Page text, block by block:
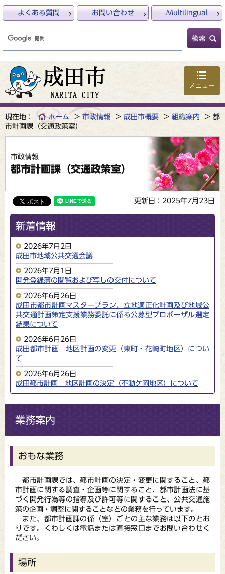
メニュー
よくある質問 お問い合わせ Multilingual
現在地： ホーム 市政情報 成田市概要 組織案内
都
市計画課（交通政策室）
市政情報
都市計画課（交通政策室）
更新日：2025年7月23日
新着情報
2026年7月2日
成田市地域公共交通会議
2026年7月1日
開発登録簿の閲覧および写しの交付について
2026年6月26日
成田市都市計画マスタープラン、立地適正化計画及び地域公
共交通計画策定支援業務委託に係る公募型プロポーザル選定
結果について
2026年6月26日
成田都市計画 地区計画の変更（東町・花崎町地区）につい
て
2026年6月26日
成田都市計画 地区計画の決定（不動ケ岡地区）について
業務案内
おもな業務
都市計画課では、都市計画の決定・変更に関すること、都
市計画に関する調査・企画等に関すること、都市計画法に基
づく開発行為等の指導及び許可等に関すること、公共交通施
策の企画・調整に関することなどの業務を行っています。
また、都市計画課の係（室）ごとの主な業務は以下のとお
りです。くわしくは電話または直接窓口までお問い合わせく
ださい。
場所